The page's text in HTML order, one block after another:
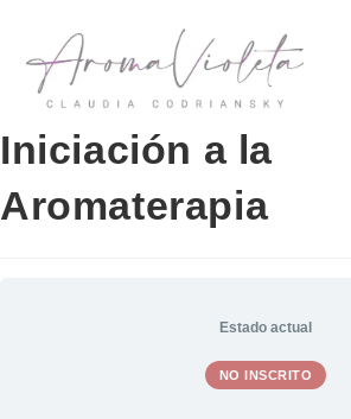
Iniciación a la
Aromaterapia
Estado actual
NO INSCRITO